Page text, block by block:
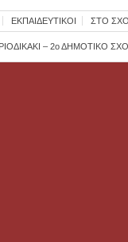
ΕΚΠΑΙΔΕΥΤΙΚΟΙ ΣΤΟ
– 2ο ΔΗΜΟΤΙΚΟ